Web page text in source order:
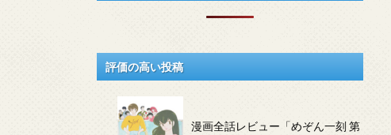
評価の高い投稿
漫画全話レビュー「めぞん一刻 第